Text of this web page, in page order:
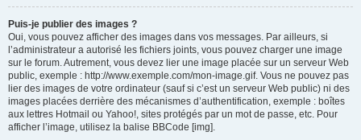
Puis-je publier des images ?
Oui, vous pouvez afficher des images dans vos messages. Par ailleurs, si
l’administrateur a autorisé les fichiers joints, vous pouvez charger une image
sur le forum. Autrement, vous devez lier une image placée sur un serveur Web
public, exemple : http://www.exemple.com/mon-image.gif. Vous ne pouvez pas
lier des images de votre ordinateur (sauf si c’est un serveur Web public) ni des
images placées derrière des mécanismes d’authentification, exemple : boîtes
aux lettres Hotmail ou Yahoo!, sites protégés par un mot de passe, etc. Pour
afficher l’image, utilisez la balise BBCode [img].